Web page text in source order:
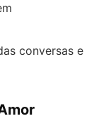
conversas e